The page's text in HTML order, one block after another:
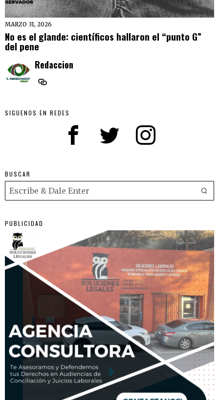
MARZO 31, 2026
No es el glande: científicos hallaron el “punto G”
del pene
Redaccion
SIGUENOS EN REDES
BUSCAR
PUBLICIDAD